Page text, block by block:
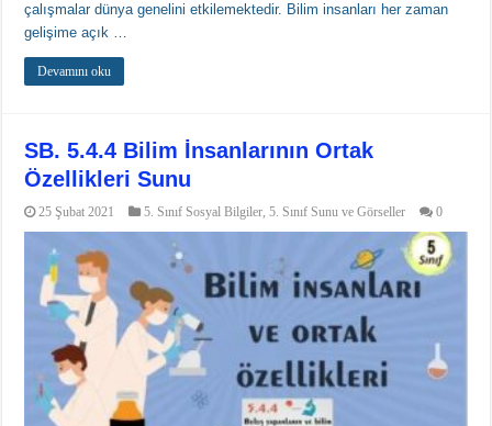
çalışmalar dünya genelini etkilemektedir. Bilim insanları her zaman
gelişime açık …
Devamını oku
SB. 5.4.4 Bilim İnsanlarının Ortak
Özellikleri Sunu
25 Şubat 2021 5. Sınıf Sosyal Bilgiler,5. Sınıf Sunu ve Görseller 0